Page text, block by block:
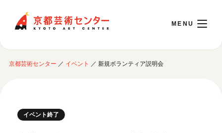
English
京都芸術センター ／ イベント ／ 新規ボランティア説明会
イベント終了